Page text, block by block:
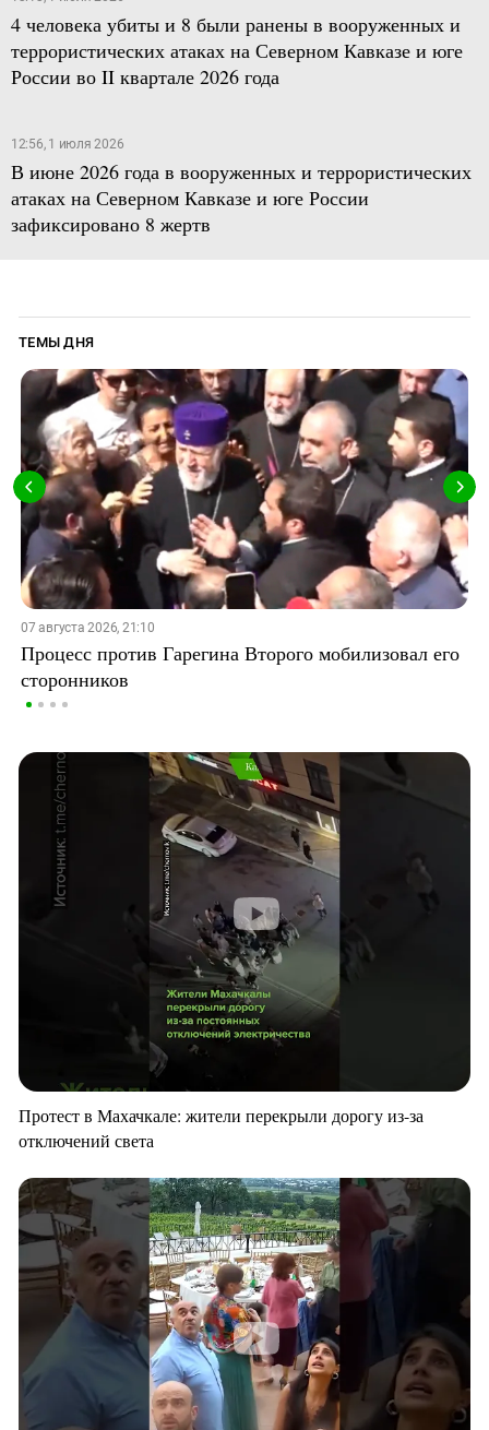
4 человека убиты и 8 были ранены в вооруженных и
террористических атаках на Северном Кавказе и юге
России во II квартале 2026 года
12:56, 1 июля 2026
В июне 2026 года в вооруженных и террористических
атаках на Северном Кавказе и юге России
зафиксировано 8 жертв
ТЕМЫ ДНЯ
07 августа 2026, 21:10
Процесс против Гарегина Второго мобилизовал его
сторонников
Протест в Махачкале: жители перекрыли дорогу из-за
отключений света